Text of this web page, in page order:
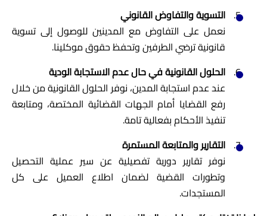
التسوية والتفاوض القانوني
نعمل على التفاوض مع المدينين للوصول إلى تسوية
قانونية ترضي الطرفين وتحفظ حقوق موكلينا.
الحلول القانونية في حال عدم الاستجابة الودية
عند عدم استجابة المدين، نوفر الحلول القانونية من خلال
رفع القضايا أمام الجهات القضائية المختصة، ومتابعة
تنفيذ الأحكام بفعالية تامة.
التقارير والمتابعة المستمرة
نوفر تقارير دورية تفصيلية عن سير عملية التحصيل
وتطورات القضية لضمان اطلاع العميل على كل
المستجدات.